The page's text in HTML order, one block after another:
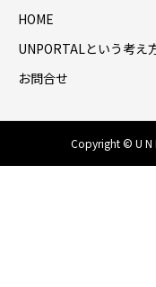
HOME
UNPORTALという考え
お問合せ
Copyright © U N